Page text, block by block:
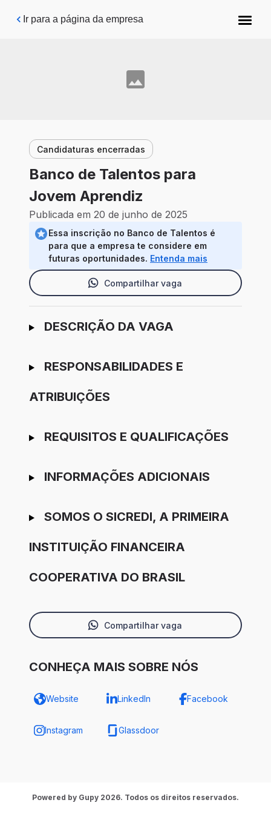
Pular para o conteúdo principal
Ir para a página da empresa
Candidaturas encerradas
Banco de Talentos para
Jovem Aprendiz
Publicada em 20 de junho de 2025
Essa inscrição no Banco de Talentos é
para que a empresa te considere em
futuras oportunidades. Entenda mais
Compartilhar vaga
Ir para candidatura
DESCRIÇÃO DA VAGA
RESPONSABILIDADES E
ATRIBUIÇÕES
REQUISITOS E QUALIFICAÇÕES
INFORMAÇÕES ADICIONAIS
SOMOS O SICREDI, A PRIMEIRA
INSTITUIÇÃO FINANCEIRA
COOPERATIVA DO BRASIL
Compartilhar vaga
CONHEÇA MAIS SOBRE NÓS
Website LinkedIn Facebook
Instagram Glassdoor
Powered by Gupy 2026. Todos os direitos reservados.